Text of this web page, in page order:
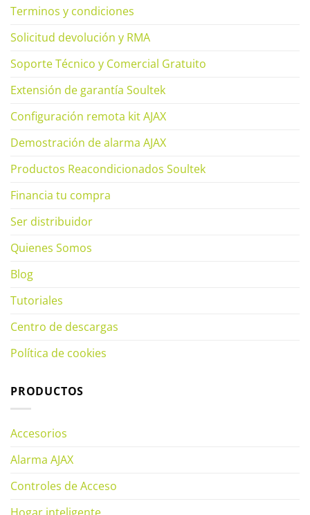
Terminos y condiciones
Solicitud devolución y RMA
Soporte Técnico y Comercial Gratuito
Extensión de garantía Soultek
Configuración remota kit AJAX
Demostración de alarma AJAX
Productos Reacondicionados Soultek
Financia tu compra
Ser distribuidor
Quienes Somos
Blog
Tutoriales
Centro de descargas
Política de cookies
PRODUCTOS
Accesorios
Alarma AJAX
Controles de Acceso